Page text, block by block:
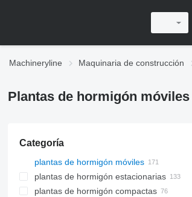
Machineryline Maquinaria de construcción
Plantas de hormigón móviles
Categoría
plantas de hormigón móviles
plantas de hormigón estacionarias
plantas de hormigón compactas